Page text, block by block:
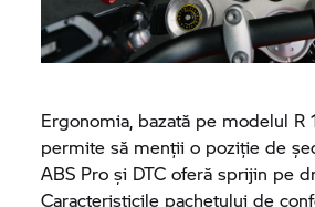
Ergonomia, bazată pe modelul R
permite să menții o poziție de
ABS Pro și DTC oferă sprijin pe
Caracteristicile pachetului de